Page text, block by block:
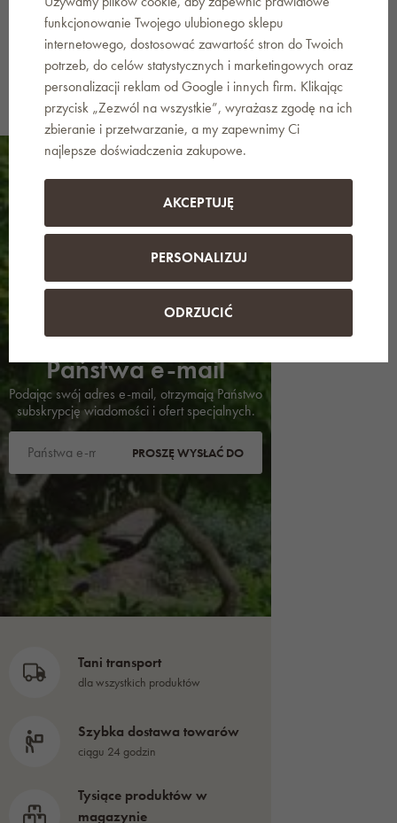
Dekoracje oczek wodnych
Wiadomości na
Państwa e-mail
Podając swój adres e-mail, otrzymają Państwo
subskrypcję wiadomości i ofert specjalnych.
PROSZĘ WYSŁAĆ DO
Tani transport
dla wszystkich produktów
Szybka dostawa towarów
ciągu 24 godzin
Tysiące produktów w
magazynie
funkcjonowanie Twojego ulubionego sklepu
internetowego, dostosować zawartość stron do Twoich
potrzeb, do celów statystycznych i marketingowych oraz
personalizacji reklam od Google i innych firm. Klikając
przycisk „Zezwól na wszystkie”, wyrażasz zgodę na ich
zbieranie i przetwarzanie, a my zapewnimy Ci
najlepsze doświadczenia zakupowe.
AKCEPTUJĘ
PERSONALIZUJ
ODRZUCIĆ